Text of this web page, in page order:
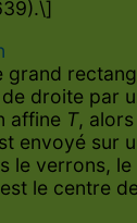
grand
droite par
affine T,
envoyé sur
le verrons,
le centre